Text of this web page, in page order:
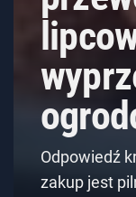
Odpowiedź
zakup jest